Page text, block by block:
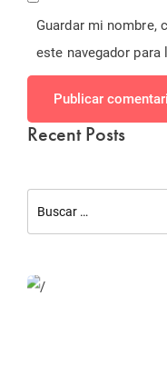
Guardar mi nombre,
este navegador
Publicar
Recent Posts